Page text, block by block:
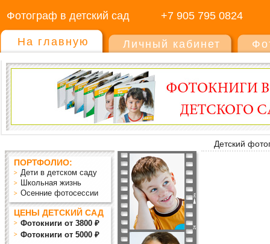
Фотограф в детский сад +7 905 795 0824
На главную Личный кабинет
Детский
ПОРТФОЛИО:
Дети в детском саду
Школьная жизнь
Осенние фотосессии
ЦЕНЫ ДЕТСКИЙ САД
Фотокниги от 3800 ₽
Фотокниги от 5000 ₽